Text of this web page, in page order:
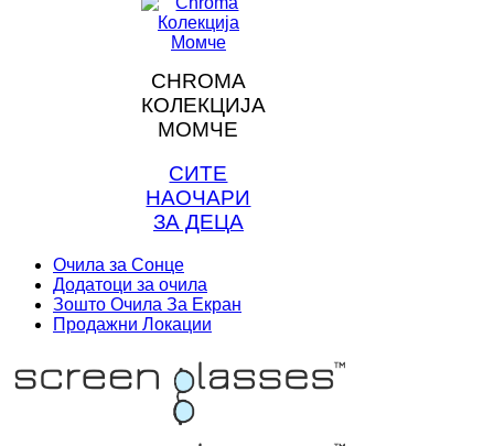
CHROMA
КОЛЕКЦИЈА
МОМЧЕ
СИТЕ
НАОЧАРИ
ЗА ДЕЦА
Очила за Сонце
Додатоци за очила
Зошто Очила За Екран
Продажни Локации